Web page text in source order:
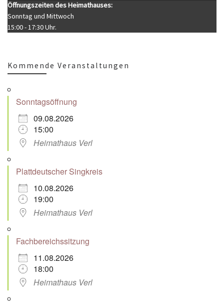
Öffnungszeiten des Heimathauses:
Sonntag und Mittwoch
15:00 - 17:30 Uhr.
Kommende Veranstaltungen
Sonntagsöffnung
09.08.2026
15:00
Heimathaus Verl
Plattdeutscher Singkreis
10.08.2026
19:00
Heimathaus Verl
Fachbereichssitzung
11.08.2026
18:00
Heimathaus Verl